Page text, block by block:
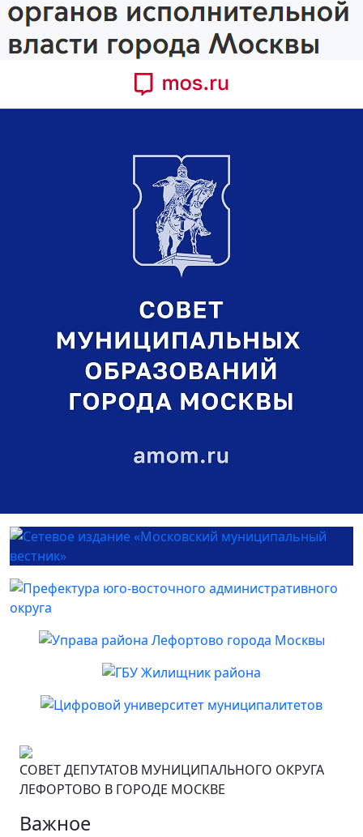
СОВЕТ ДЕПУТАТОВ МУНИЦИПАЛЬНОГО ОКРУГА
ЛЕФОРТОВО В ГОРОДЕ МОСКВЕ
Важное